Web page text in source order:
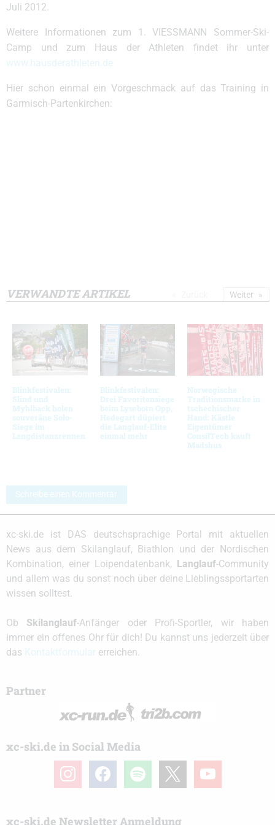
Juli 2012.
Weitere Informationen zum 1. VIESSMANN Sommer-Ski-
Camp und zum Haus der Athleten findet ihr unter
www.hausderathleten.de
Hier schon einmal ein Vorgeschmack auf das Training in
Garmisch-Partenkirchen:
VERWANDTE ARTIKEL
Blinkfestivalen:
Slind und
Myhlback holen
souveräne Solo-
Siege im
Langdistanzrennen
Blinkfestivalen:
Drei Favoritensiege
beim Lysebotn Opp,
Hedegart düpiert
die Langlauf-Elite
einmal mehr
Norwegische
Traditionsmarke in
tschechischer
Hand: Kästle
Eigentümer
ConsilTech kauft
Madshus
Weiter
Schreibe einen Kommentar
xc-ski.de ist DAS deutschsprachige Portal mit aktuellen
News aus dem Skilanglauf, Biathlon und der Nordischen
Kombination, einer Loipendatenbank, Langlauf-Community
und allem was du sonst noch über deine Lieblingssportarten
wissen solltest.
Ob Skilanglauf-Anfänger oder Profi-Sportler, wir haben
immer ein offenes Ohr für dich! Du kannst uns jederzeit über
das
erreichen.
Partner
xc-ski.de in Social Media
instagramfacebook spotify youtube
xc-ski.de Newsletter Anmeldung